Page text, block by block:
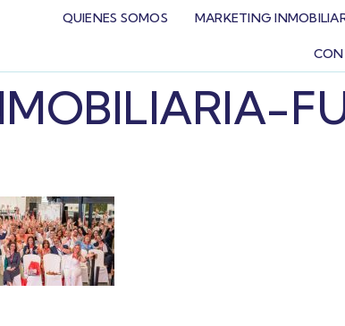
QUIENES SOMOS MARKETING